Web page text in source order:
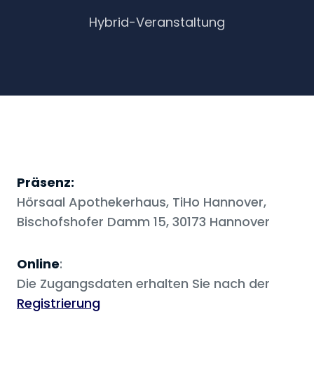
Hybrid-Veranstaltung
Präsenz:
Hörsaal Apothekerhaus, TiHo Hannover,
Bischofshofer Damm 15, 30173 Hannover
Online:
Die Zugangsdaten erhalten Sie nach der
Registrierung